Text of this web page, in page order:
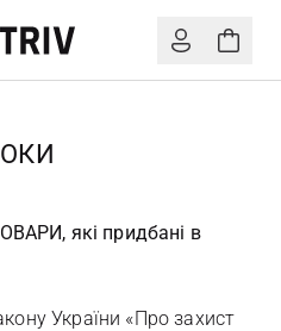
які придбані в
України «Про захист